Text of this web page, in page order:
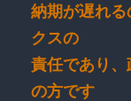
納期が遅れ
クスの
責任であり
の方です